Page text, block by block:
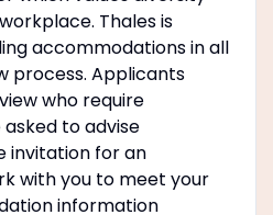
Thales is
accommodations in all
process. Applicants
who require
to advise
invitation for an
with you to meet your
information